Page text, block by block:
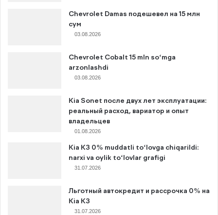
Chevrolet Damas подешевел на 15 млн
сум
03.08.2026
Chevrolet Cobalt 15 mln so‘mga
arzonlashdi
03.08.2026
Kia Sonet после двух лет эксплуатации:
реальный расход, вариатор и опыт
владельцев
01.08.2026
Kia K3 0% muddatli to‘lovga chiqarildi:
narxi va oylik to‘lovlar grafigi
31.07.2026
Льготный автокредит и рассрочка 0% на
Kia K3
31.07.2026